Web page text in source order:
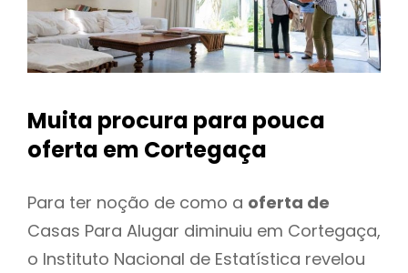
Muita procura para pouca
oferta em Cortegaça
Para ter noção de como a oferta de
Casas Para Alugar diminuiu em Cortegaça,
o Instituto Nacional de Estatística revelou